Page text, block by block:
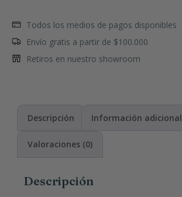
Todos los medios de pagos disponibles
Envío gratis a partir de $100.000
Retiros en nuestro showroom
Descripción Información adicional
Valoraciones (0)
Descripción